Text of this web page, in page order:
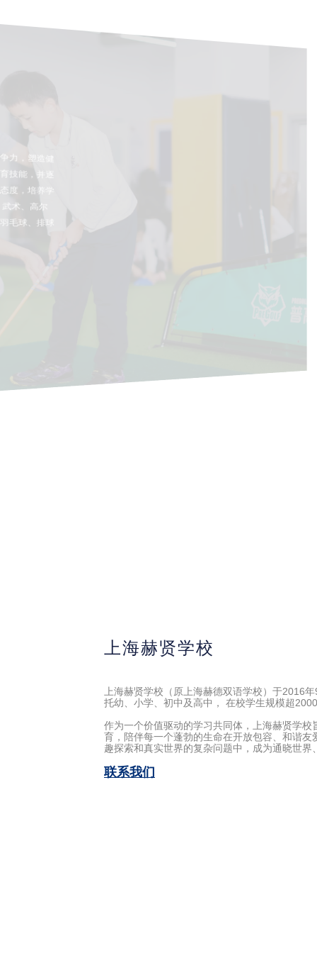
，塑造健
能，并逐
，培养学
术、高尔
球、排球
上海赫贤学校
上海赫贤学校（原上海赫德双语学校）于2016
托幼、小学、初中及高中， 在校学生规模超
作为一个价值驱动的学习共同体，上海赫贤学
育，陪伴每一个蓬勃的生命在开放包容、和谐
趣探索和真实世界的复杂问题中，成为通晓世界
联系我们